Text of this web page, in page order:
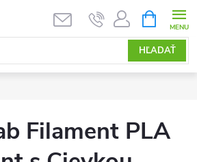
HĽADAŤ
KOŠÍK
Filament PLA